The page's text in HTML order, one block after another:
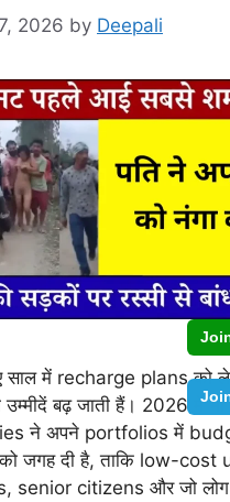
2026 by Deepali
साल में recharge plans को
बढ़ जाती हैं। 2026 में
ने अपने portfolios में
जगह दी है, ताकि low-cost
senior citizens और जो